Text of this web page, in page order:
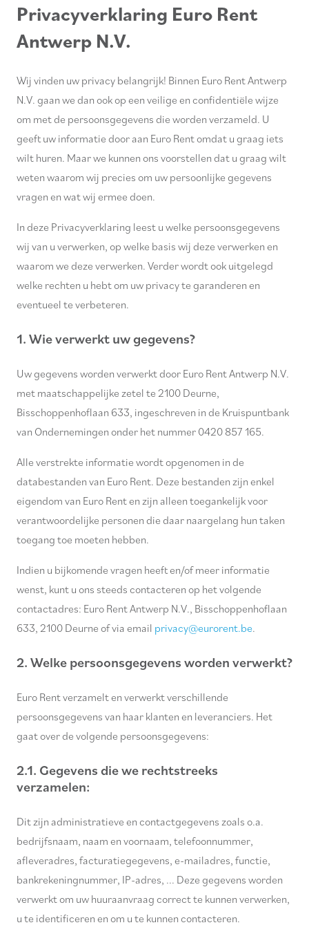
Privacyverklaring Euro Rent
Antwerp N.V.
Wij vinden uw privacy belangrijk! Binnen Euro Rent Antwerp
N.V. gaan we dan ook op een veilige en confidentiële wijze
om met de persoonsgegevens die worden verzameld. U
geeft uw informatie door aan Euro Rent omdat u graag iets
wilt huren. Maar we kunnen ons voorstellen dat u graag wilt
weten waarom wij precies om uw persoonlijke gegevens
vragen en wat wij ermee doen.
In deze Privacyverklaring leest u welke persoonsgegevens
wij van u verwerken, op welke basis wij deze verwerken en
waarom we deze verwerken. Verder wordt ook uitgelegd
welke rechten u hebt om uw privacy te garanderen en
eventueel te verbeteren.
1. Wie verwerkt uw gegevens?
Uw gegevens worden verwerkt door Euro Rent Antwerp N.V.
met maatschappelijke zetel te 2100 Deurne,
Bisschoppenhoflaan 633, ingeschreven in de Kruispuntbank
van Ondernemingen onder het nummer 0420 857 165.
Alle verstrekte informatie wordt opgenomen in de
databestanden van Euro Rent. Deze bestanden zijn enkel
eigendom van Euro Rent en zijn alleen toegankelijk voor
verantwoordelijke personen die daar naargelang hun taken
toegang toe moeten hebben.
Indien u bijkomende vragen heeft en/of meer informatie
wenst, kunt u ons steeds contacteren op het volgende
contactadres: Euro Rent Antwerp N.V., Bisschoppenhoflaan
633, 2100 Deurne of via email privacy@eurorent.be.
2. Welke persoonsgegevens worden verwerkt?
Euro Rent verzamelt en verwerkt verschillende
persoonsgegevens van haar klanten en leveranciers. Het
gaat over de volgende persoonsgegevens:
2.1. Gegevens die we rechtstreeks
verzamelen:
Dit zijn administratieve en contactgegevens zoals o.a.
bedrijfsnaam, naam en voornaam, telefoonnummer,
afleveradres, facturatiegegevens, e-mailadres, functie,
bankrekeningnummer, IP-adres, ... Deze gegevens worden
verwerkt om uw huuraanvraag correct te kunnen verwerken,
u te identificeren en om u te kunnen contacteren.